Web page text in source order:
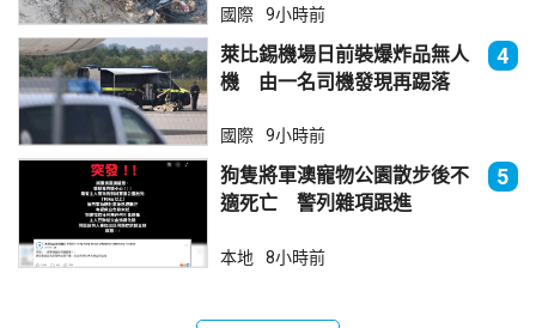
國際 9小時前
萊比錫機場日前裝爆炸品無人
機 由一名司機發現再踢落
4
國際 9小時前
狗隻將軍澳寵物公園散步後不
適死亡 警列雜項跟進
5
本地 8小時前